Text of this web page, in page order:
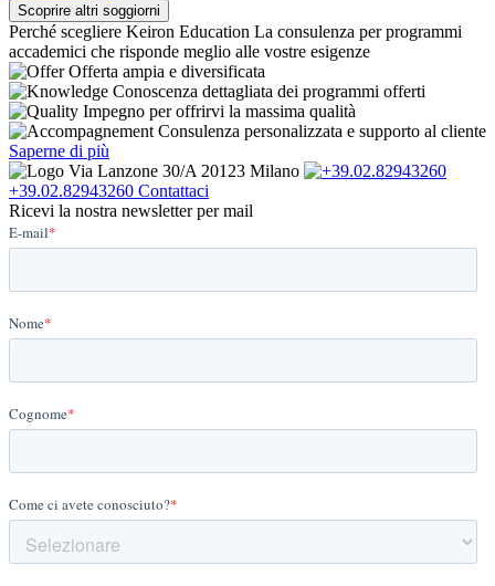
Scoprire altri soggiorni
Perché scegliere Keiron Education La consulenza per programmi
accademici che risponde meglio alle vostre esigenze
Offerta ampia e diversificata
Conoscenza dettagliata dei programmi offerti
Impegno per offrirvi la massima qualità
Consulenza personalizzata e supporto al cliente
Saperne di più
Via Lanzone 30/A 20123 Milano
+39.02.82943260 Contattaci
Ricevi la nostra newsletter per mail